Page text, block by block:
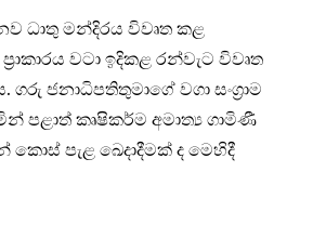
ධාතු මන්දිරය විවෘත කළ
වටා ඉදිකළ රන්වැට විවෘත
ජනාධිපතිතුමාගේ වගා සංග්‍රාම
පළාත් කෘෂිකර්ම අමාත්‍ය ගාමිණී
පැළ ඛෙදාදීමක් ද මෙහිදී